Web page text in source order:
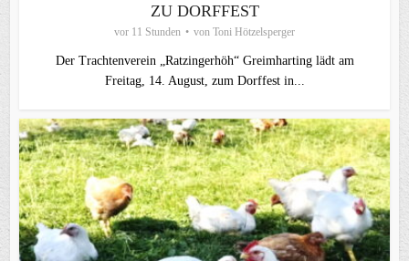
ZU DORFFEST
vor 11 Stunden von Toni Hötzelsperger
Der Trachtenverein „Ratzingerhöh“ Greimharting lädt am
Freitag, 14. August, zum Dorffest in...